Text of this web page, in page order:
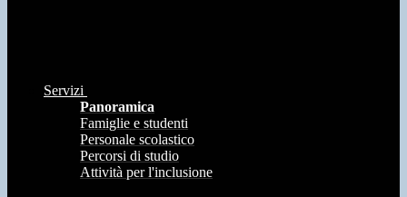
Servizi
Panoramica
Famiglie e studenti
Personale scolastico
Percorsi di studio
Attività per l'inclusione